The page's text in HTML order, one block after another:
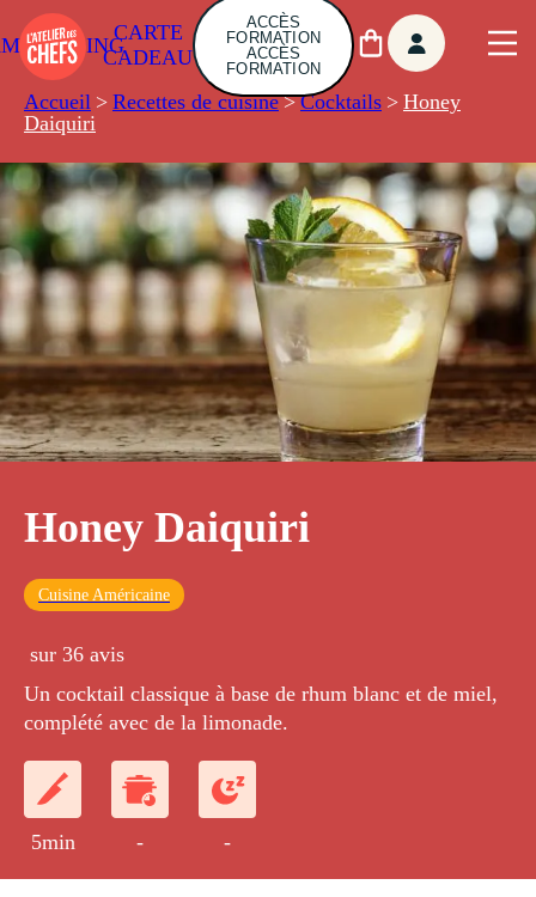
CARTE
CADEAU
ACCÈS
FORMATION
ACCÈS
FORMATION
Accueil > Recettes de cuisine > Cocktails > Honey
Daiquiri
Honey Daiquiri
Cuisine Américaine
sur 36 avis
Un cocktail classique à base de rhum blanc et de miel,
complété avec de la limonade.
5min - -